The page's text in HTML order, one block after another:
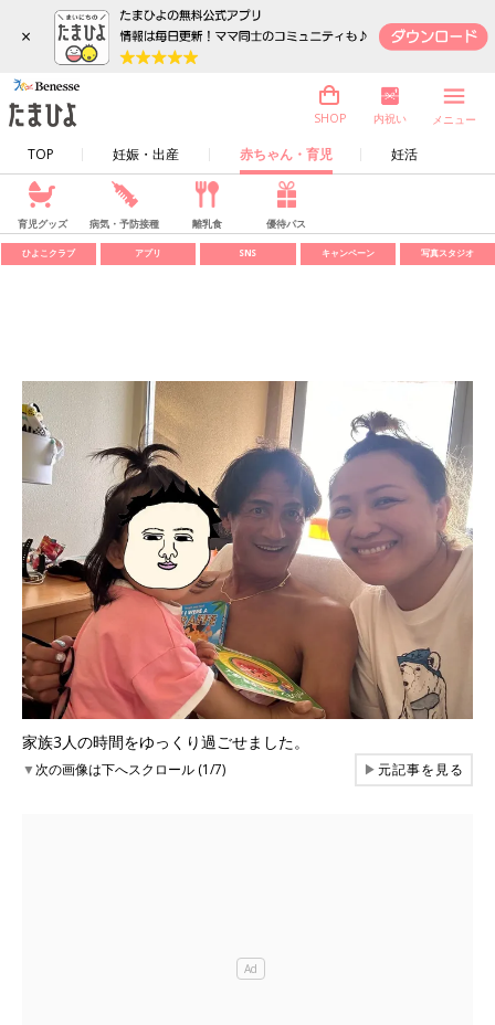
×
TOP 妊娠・出産 赤ちゃん・育児 妊活
SHOP 内祝い メニュー
育児グッズ 病気・予防接種 離乳食 優待パス
ひよこクラブ アプリ SNS キャンペーン 写真スタジオ
家族3人の時間をゆっくり過ごせました。
▼次の画像は下へスクロール (1/7) ▶元記事を見る